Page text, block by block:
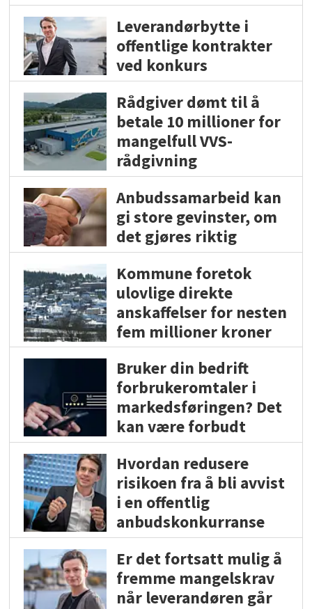
Leverandørbytte i
offentlige kontrakter
ved konkurs
Rådgiver dømt til å
betale 10 millioner for
mangelfull VVS-
rådgivning
Anbudssamarbeid kan
gi store gevinster, om
det gjøres riktig
Kommune foretok
ulovlige direkte
anskaffelser for nesten
fem millioner kroner
Bruker din bedrift
forbrukeromtaler i
markedsføringen? Det
kan være forbudt
Hvordan redusere
risikoen fra å bli avvist
i en offentlig
anbudskonkurranse
Er det fortsatt mulig å
fremme mangelskrav
når leverandøren går